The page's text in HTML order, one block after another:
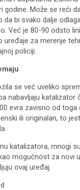
godine. Može se reći
da bi svako dalje
Već je 80-90 odsto
uređaje za merenje
policiji.
se već uveliko
nabavljaju katalizator
evra zavisno od toga
ili originalan, to
katalizatora, mnogi
mogućnost za novi
ovaj uređaj.